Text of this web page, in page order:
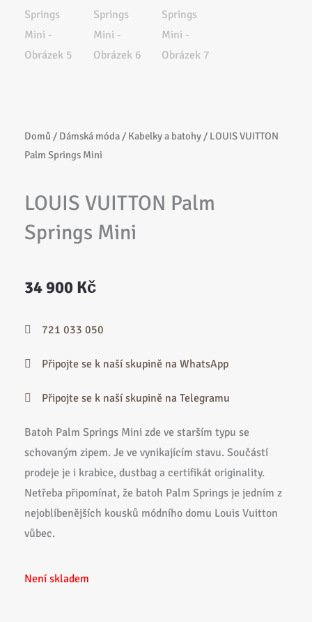
Domů / Dámská móda / Kabelky a batohy / LOUIS VUITTON
Palm Springs Mini
LOUIS VUITTON Palm
Springs Mini
34 900 Kč
721 033 050
Připojte se k naší skupině na WhatsApp
Připojte se k naší skupině na Telegramu
Batoh Palm Springs Mini zde ve starším typu se
schovaným zipem. Je ve vynikajícím stavu. Součástí
prodeje je i krabice, dustbag a certifikát originality.
Netřeba připomínat, že batoh Palm Springs je jedním z
nejoblíbenějších kousků módního domu Louis Vuitton
vůbec.
Není skladem